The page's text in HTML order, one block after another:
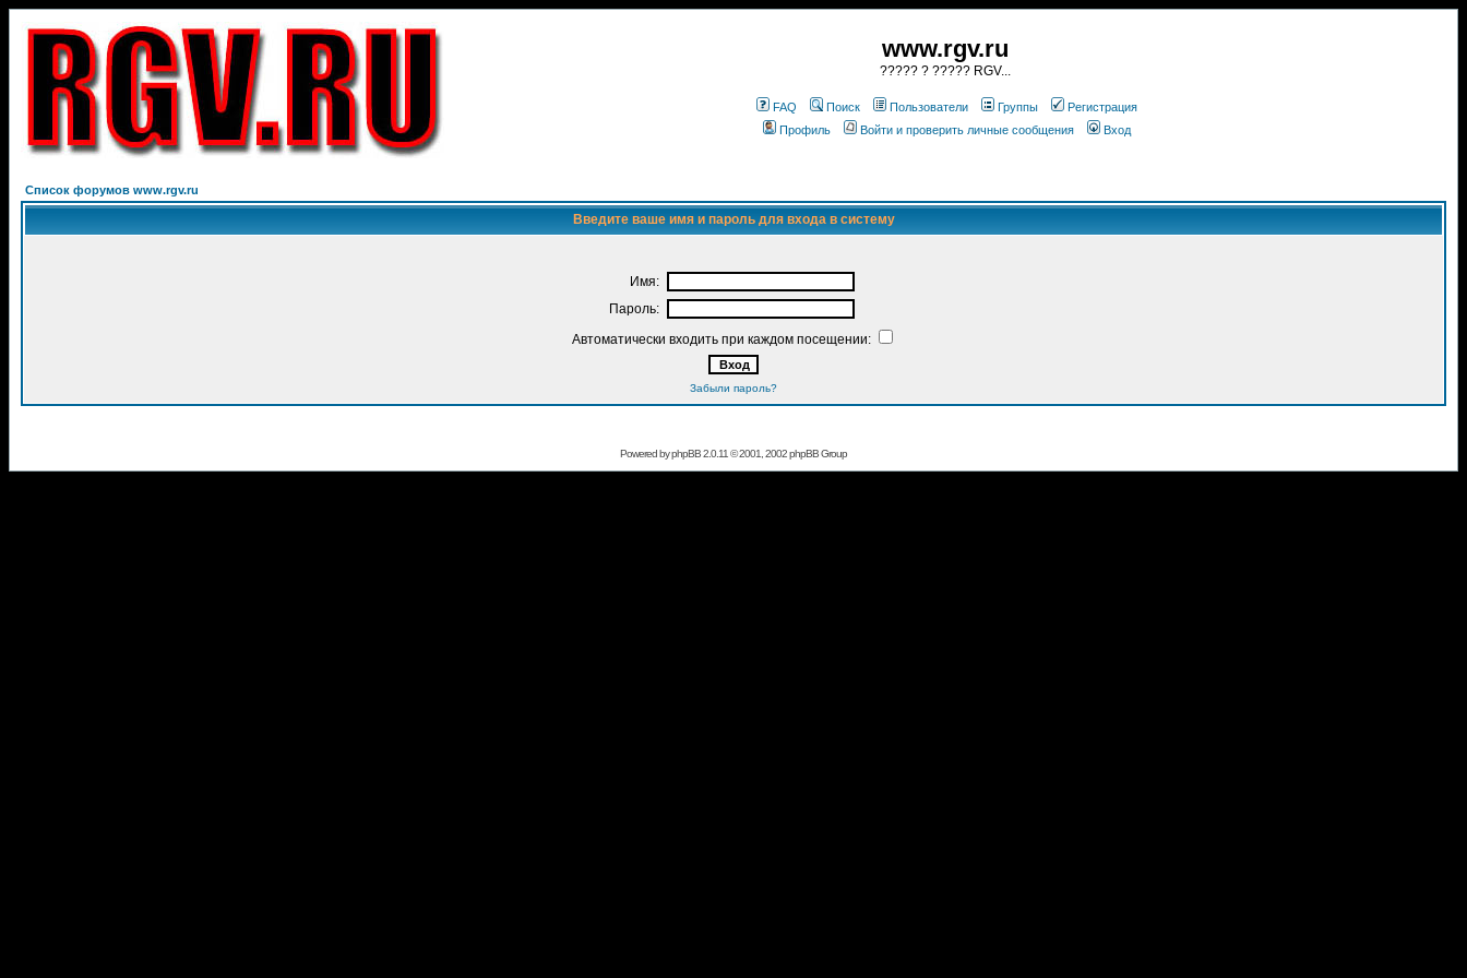
www.rgv.ru
????? ? ????? RGV...
FAQ Поиск Пользователи Группы
Регистрация
Профиль
Войти и проверить личные сообщения Вход
Список форумов www.rgv.ru
Введите ваше имя и пароль для входа в систему
Имя:
Пароль:
Автоматически входить при каждом посещении:
Забыли пароль?
Powered byphpBB2.0.11 © 2001, 2002 phpBB Group